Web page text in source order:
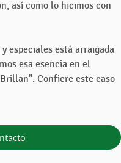
así como lo hicimos con
especiales está arraigada
esa esencia en el
Confiere este caso